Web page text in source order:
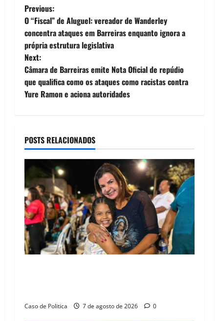
P
o
s
t
n
v
i
g
a
t
i
o
Previous:
O “Fiscal” de Aluguel: vereador de Wanderley
concentra ataques em Barreiras enquanto ignora a
própria estrutura legislativa
Next:
Câmara de Barreiras emite Nota Oficial de repúdio
que qualifica como os ataques como racistas contra
Yure Ramon e aciona autoridades
POSTS RELACIONADOS
Caso de Politica 7 de agosto de 2026 0